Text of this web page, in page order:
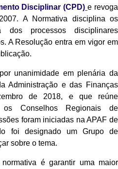
Disciplinar (CPD) e revoga
A Normativa disciplina os
dos processos disciplinares
A Resolução entra em vigor em
unanimidade em plenária da
Administração e das Finanças
de 2018,eque reúne
os Conselhos Regionais de
foram iniciadas na APAF de
foi designado um Grupo de
sobre o tema.
é garantir uma maior